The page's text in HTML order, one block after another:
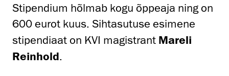
Stipendium hõlmab kogu õppeaja ning on
600 eurot kuus. Sihtasutuse esimene
stipendiaat on KVI magistrant Mareli
Reinhold.